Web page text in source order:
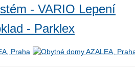
- VARIO Lepení
- Parklex